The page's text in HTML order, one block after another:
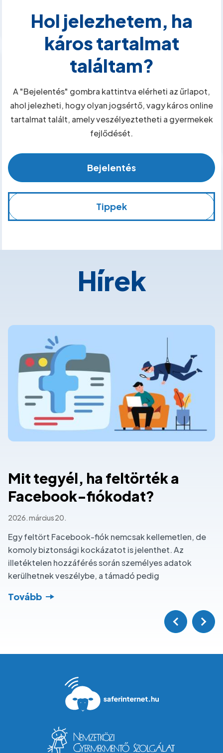
Hol jelezhetem, ha
káros tartalmat
találtam?
A "Bejelentés" gombra kattintva elérheti az űrlapot,
ahol jelezheti, hogy olyan jogsértő, vagy káros online
tartalmat talált, amely veszélyeztetheti a gyermekek
fejlődését.
Bejelentés
Tippek
Hírek
Mit tegyél, ha feltörték a
Facebook-fiókodat?
2026. március 20.
Egy feltört Facebook-fiók nemcsak kellemetlen, de
komoly biztonsági kockázatot is jelenthet. Az
illetéktelen hozzáférés során személyes adatok
kerülhetnek veszélybe, a támadó pedig
Tovább